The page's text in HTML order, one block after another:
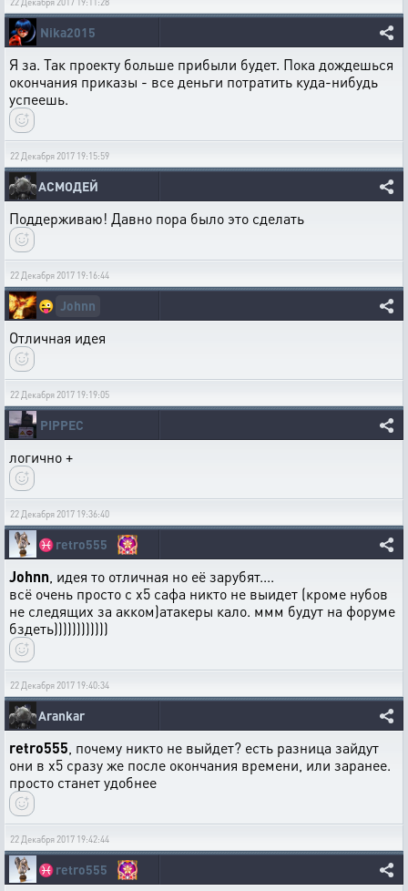
Nika2015
Я за. Так проекту больше прибыли будет. Пока дождешься
окончания приказы - все деньги потратить куда-нибудь
успеешь.
22 Декабря 2017 19:15:59
АСМОДЕЙ
Поддерживаю! Давно пора было это сделать
22 Декабря 2017 19:16:44
😜 Johnn
Отличная идея
22 Декабря 2017 19:19:05
PIPPEC
логично +
22 Декабря 2017 19:36:40
♓retro555
Johnn , идея то отличная но её зарубят....
всё очень просто с х5 сафа никто не выидет (кроме нубов
не следящих за акком)атакеры кало. ммм будут на форуме
бздеть))))))))))))
22 Декабря 2017 19:40:34
Arankar
retro555 , почему никто не выйдет? есть разница зайдут
они в х5 сразу же после окончания времени, или заранее.
просто станет удобнее
22 Декабря 2017 19:42:44
♓retro555